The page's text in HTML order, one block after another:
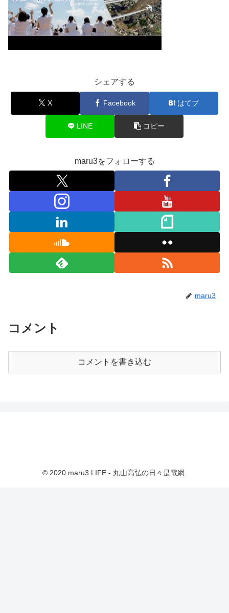
シェアする
X Facebook はてブ
LINE コピー
maru3をフォローする
maru3
コメント
コメントを書き込む
© 2020 maru3.LIFE - 丸山高弘の日々是電網.